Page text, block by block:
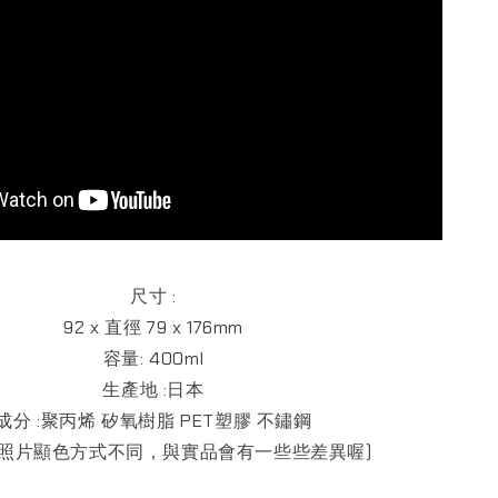
尺寸 :
92 x 直徑 79 x 176mm
容量: 400ml
生產地 :日本
分 :聚丙烯 矽氧樹脂 PET塑膠 不鏽鋼
片顯色方式不同，與實品會有一些些差異喔)